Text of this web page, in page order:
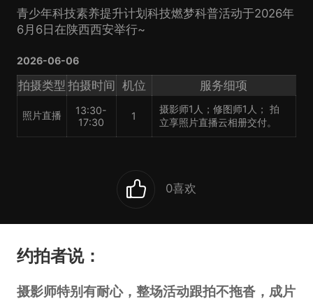
青少年科技素养提升计划科技燃梦科普活动于2026年
6月6日在陕西西安举行~
2026-06-06
拍摄类型 拍摄时间 机位 服务细项
照片直播
13:30-
17:30
1
摄影师1人；修图师1人； 拍
立享照片直播云相册交付。
0喜欢
约拍者说：
摄影师特别有耐心，整场活动跟拍不拖沓，成片